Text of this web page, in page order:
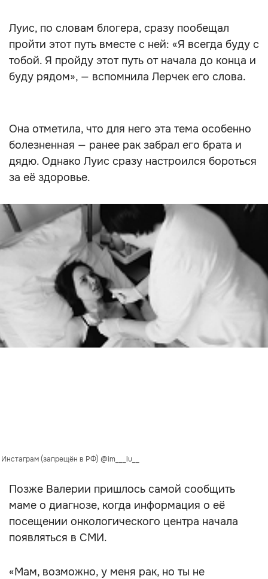
Луис, по словам блогера, сразу пообещал
пройти этот путь вместе с ней: «Я всегда буду с
тобой. Я пройду этот путь от начала до конца и
буду рядом», — вспомнила Лерчек его слова.
Она отметила, что для него эта тема особенно
болезненная — ранее рак забрал его брата и
дядю. Однако Луис сразу настроился бороться
за её здоровье.
(запрещён в РФ) @im___lu__
Позже Валерии пришлось самой сообщить
маме о диагнозе, когда информация о её
посещении онкологического центра начала
появляться в СМИ.
«Мам, возможно, у меня рак, но ты не